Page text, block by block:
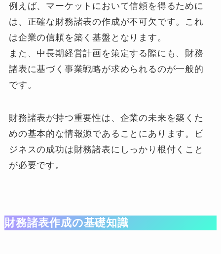
例えば、マーケットにおいて信頼を得るために
は、正確な財務諸表の作成が不可欠です。これ
は企業の信頼を築く基盤となります。
また、中長期経営計画を策定する際にも、財務
諸表に基づく事業戦略が求められるのが一般的
です。
財務諸表が持つ重要性は、企業の未来を築くた
めの基本的な情報源であることにあります。ビ
ジネスの成功は財務諸表にしっかり根付くこと
が必要です。
財務諸表作成の基礎知識